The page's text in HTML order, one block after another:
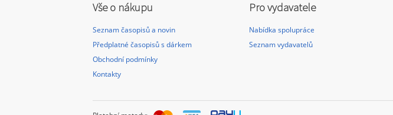
Vše o nákupu
Seznam časopisů a novin
Předplatné časopisů s dárkem
Obchodní podmínky
Kontakty
Pro vydavatele
Nabídka spolupráce
Seznam vydavatelů